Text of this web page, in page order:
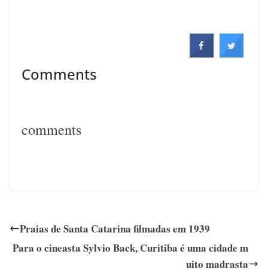
Comments
comments
Praias de Santa Catarina filmadas em 1939
Para o cineasta Sylvio Back, Curitiba é uma cidade m
uito madrasta